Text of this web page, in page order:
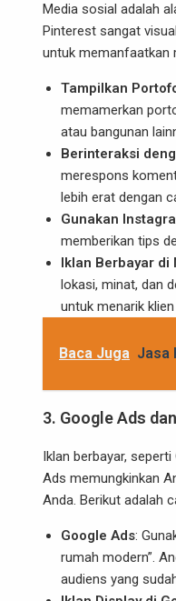
Media sosial adalah
Pinterest sangat
untuk memanfaatkan
Tampilkan
memamerkan
atau bangunan
Berinteraksi
merespons
lebih erat dengan
Gunakan
memberikan tips
Iklan Berbayar di
lokasi, minat, dan
untuk menarik klien
Baca Juga Jasa
3. Google Ads
Iklan berbayar,
Ads memungkinkan
Anda. Berikut adalah
Google Ads:
rumah modern”.
audiens yang